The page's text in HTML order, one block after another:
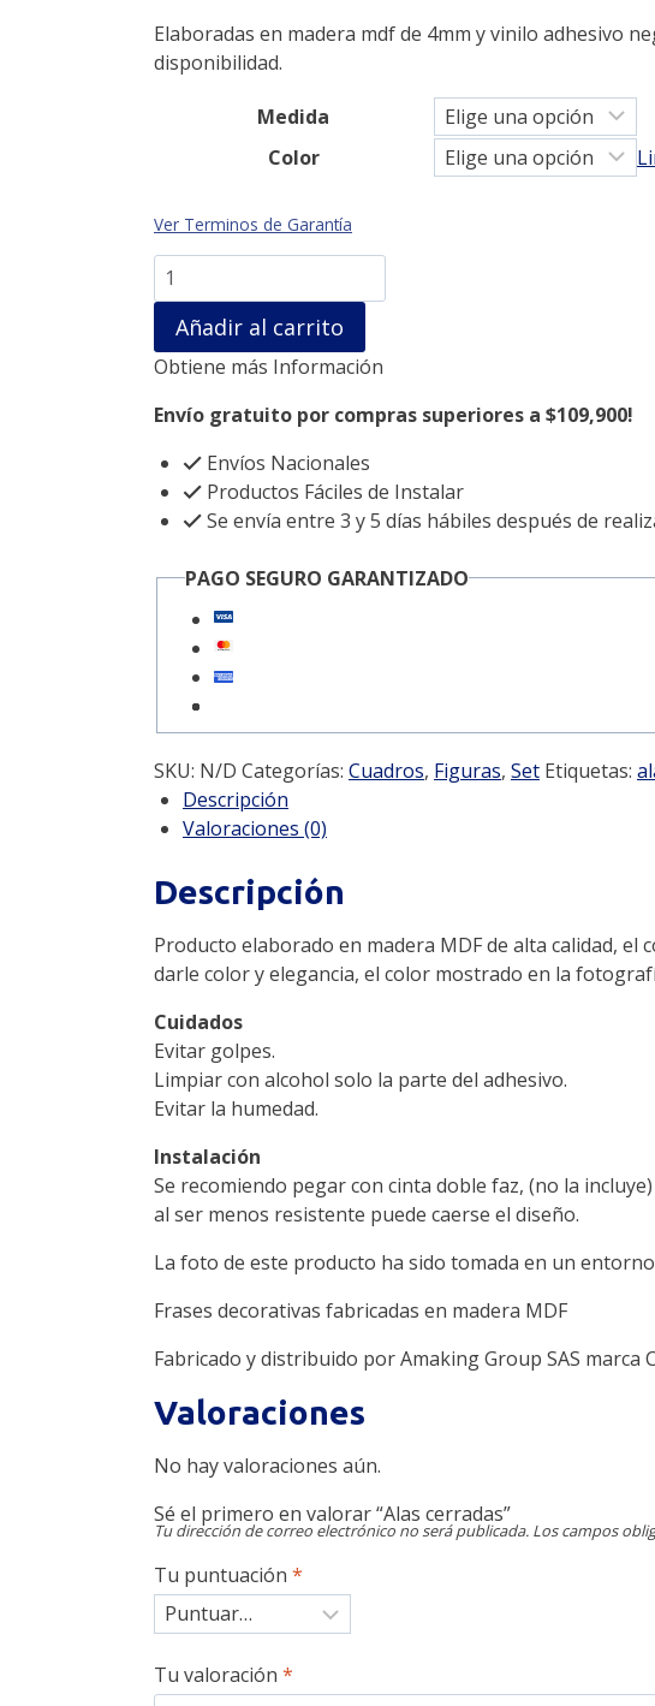
Elaboradas en madera mdf de 4mm y vinilo adhesivo
disponibilidad.
Medida
Color
Ver Terminos de Garantía
Alas
cerradas
cantidad
Añadir al carrito
Obtiene más Información
Envío gratuito por compras superiores a $109,900!
Envíos Nacionales
Productos Fáciles de Instalar
Se envía entre 3 y 5 días hábiles después de
PAGO SEGURO GARANTIZADO
SKU: N/D Categorías: Cuadros, Figuras, Set Etiquetas:
Descripción
Valoraciones (0)
Descripción
Producto elaborado en madera MDF de alta calidad, el
darle color y elegancia, el color mostrado en la
Cuidados
Evitar golpes.
Limpiar con alcohol solo la parte del adhesivo.
Evitar la humedad.
Instalación
Se recomiendo pegar con cinta doble faz, (no la
al ser menos resistente puede caerse el diseño.
La foto de este producto ha sido tomada en un
Frases decorativas fabricadas en madera MDF
Fabricado y distribuido por Amaking Group SAS marca
Valoraciones
No hay valoraciones aún.
Sé el primero en valorar “Alas cerradas”
Tu dirección de correo electrónico no será publicada. Los campos
Tu puntuación *
Tu valoración *